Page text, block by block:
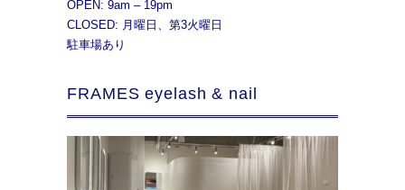
OPEN: 9am – 19pm
CLOSED: 月曜日、第3火曜日
駐車場あり
FRAMES eyelash & nail